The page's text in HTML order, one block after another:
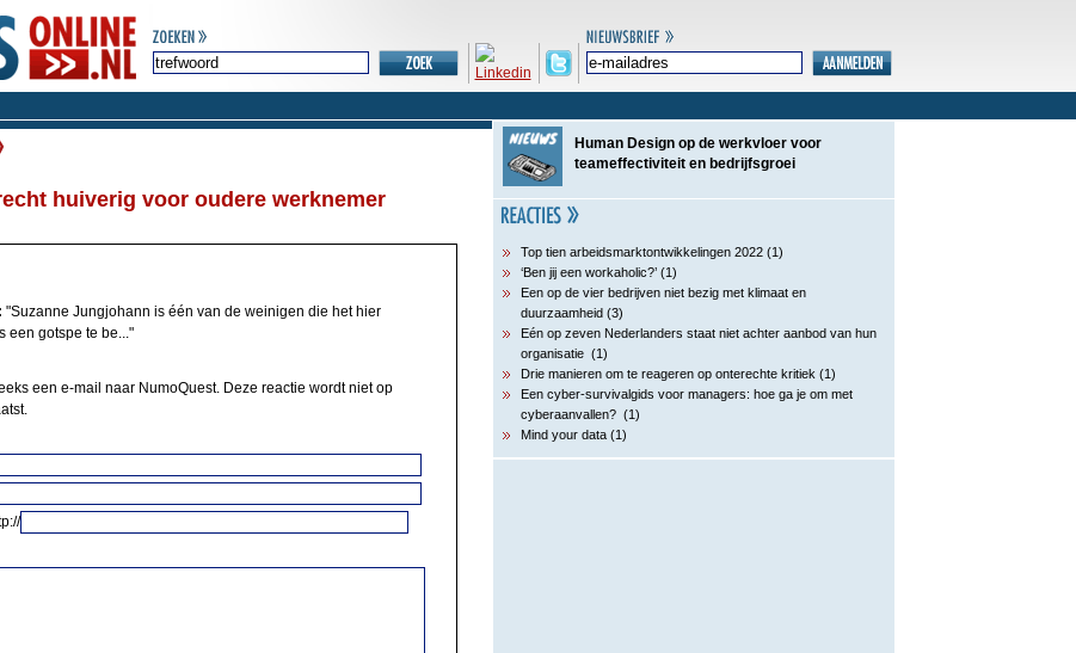
huiverig voor oudere werknemer
"Suzanne Jungjohann is één van de weinigen die het hier
een gotspe te be..."
een e-mail naar NumoQuest. Deze reactie wordt niet op
Human Design op de werkvloer voor
teameffectiviteit en bedrijfsgroei
Top tien arbeidsmarktontwikkelingen 2022 (1)
‘Ben jij een workaholic?’ (1)
Een op de vier bedrijven niet bezig met klimaat en
duurzaamheid (3)
Eén op zeven Nederlanders staat niet achter aanbod van hun
organisatie (1)
Drie manieren om te reageren op onterechte kritiek (1)
Een cyber-survivalgids voor managers: hoe ga je om met
cyberaanvallen? (1)
Mind your data (1)